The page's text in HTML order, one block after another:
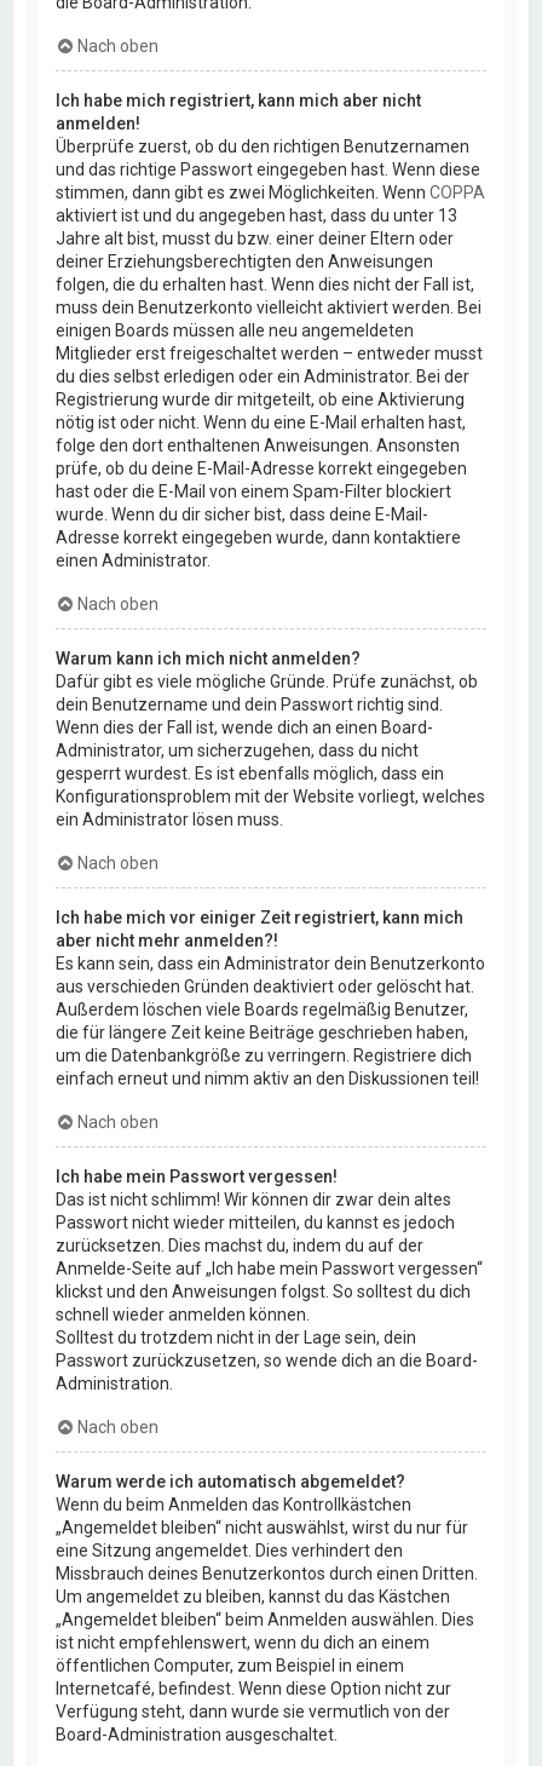
Nach oben
Ich habe mich registriert, kann mich aber nicht
anmelden!
Überprüfe zuerst, ob du den richtigen Benutzernamen
und das richtige Passwort eingegeben hast. Wenn diese
stimmen, dann gibt es zwei Möglichkeiten. WennCOPPA
aktiviert ist und du angegeben hast, dass du unter 13
Jahre alt bist, musst du bzw. einer deiner Eltern oder
deiner Erziehungsberechtigten den Anweisungen
folgen, die du erhalten hast. Wenn dies nicht der Fall ist,
muss dein Benutzerkonto vielleicht aktiviert werden. Bei
einigen Boards müssen alle neu angemeldeten
Mitglieder erst freigeschaltet werden – entweder musst
du dies selbst erledigen oder ein Administrator. Bei der
Registrierung wurde dir mitgeteilt, ob eine Aktivierung
nötig ist oder nicht. Wenn du eine E-Mail erhalten hast,
folge den dort enthaltenen Anweisungen. Ansonsten
prüfe, ob du deine E-Mail-Adresse korrekt eingegeben
hast oder die E-Mail von einem Spam-Filter blockiert
wurde. Wenn du dir sicher bist, dass deine E-Mail-
Adresse korrekt eingegeben wurde, dann kontaktiere
einen Administrator.
Nach oben
Warum kann ich mich nicht anmelden?
Dafür gibt es viele mögliche Gründe. Prüfe zunächst, ob
dein Benutzername und dein Passwort richtig sind.
Wenn dies der Fall ist, wende dich an einen Board-
Administrator, um sicherzugehen, dass du nicht
gesperrt wurdest. Es ist ebenfalls möglich, dass ein
Konfigurationsproblem mit der Website vorliegt, welches
ein Administrator lösen muss.
Nach oben
Ich habe mich vor einiger Zeit registriert, kann mich
aber nicht mehr anmelden?!
Es kann sein, dass ein Administrator dein Benutzerkonto
aus verschieden Gründen deaktiviert oder gelöscht hat.
Außerdem löschen viele Boards regelmäßig Benutzer,
die für längere Zeit keine Beiträge geschrieben haben,
um die Datenbankgröße zu verringern. Registriere dich
einfach erneut und nimm aktiv an den Diskussionen teil!
Nach oben
Ich habe mein Passwort vergessen!
Das ist nicht schlimm! Wir können dir zwar dein altes
Passwort nicht wieder mitteilen, du kannst es jedoch
zurücksetzen. Dies machst du, indem du auf der
Anmelde-Seite auf „Ich habe mein Passwort vergessen“
klickst und den Anweisungen folgst. So solltest du dich
schnell wieder anmelden können.
Solltest du trotzdem nicht in der Lage sein, dein
Passwort zurückzusetzen, so wende dich an die Board-
Administration.
Nach oben
Warum werde ich automatisch abgemeldet?
Wenn du beim Anmelden das Kontrollkästchen
„Angemeldet bleiben“ nicht auswählst, wirst du nur für
eine Sitzung angemeldet. Dies verhindert den
Missbrauch deines Benutzerkontos durch einen Dritten.
Um angemeldet zu bleiben, kannst du das Kästchen
„Angemeldet bleiben“ beim Anmelden auswählen. Dies
ist nicht empfehlenswert, wenn du dich an einem
öffentlichen Computer, zum Beispiel in einem
Internetcafé, befindest. Wenn diese Option nicht zur
Verfügung steht, dann wurde sie vermutlich von der
Board-Administration ausgeschaltet.